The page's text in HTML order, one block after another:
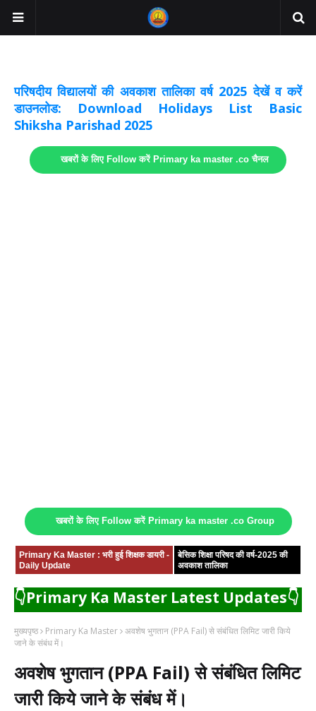
परिषदीय विद्यालयों की अवकाश तालिका वर्ष 2025 देखें व करें
डाउनलोड: Download Holidays List Basic
Shiksha Parishad 2025
खबरों के लिए Follow करें Primary ka master .co चैनल
खबरों के लिए Follow करें Primary ka master .co Group
Primary Ka Master : भरी हुई शिक्षक डायरी -
Daily Update
बेसिक शिक्षा परिषद की वर्ष-2025 की
अवकाश तालिका
👇Primary Ka Master Latest Updates👇
मुख्यपृष्ठ Primary Ka Master अवशेष भुगतान (PPA Fail) से संबंधित लिमिट जारी किये
जाने के संबंध में।
अवशेष भुगतान (PPA Fail) से संबंधित लिमिट
जारी किये जाने के संबंध में।